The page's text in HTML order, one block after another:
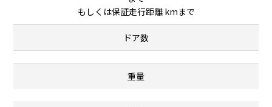
もしくは保証走行距離 kmまで
ドア数
重量